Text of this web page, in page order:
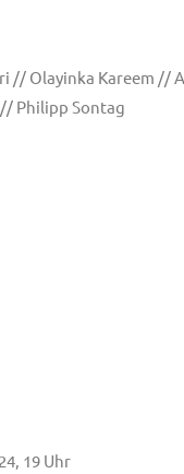
// Olayinka Kareem //
Philipp Sontag
19 Uhr